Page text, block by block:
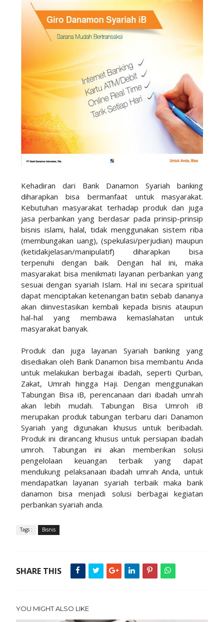
Kehadiran dari Bank Danamon Syariah banking
diharapkan bisa bermanfaat untuk masyarakat.
Kebutuhan masyarakat terhadap produk dan juga
jasa perbankan yang berdasar pada prinsip-prinsip
bisnis islami, halal, tidak menggunakan sistem riba
(membungakan uang), (spekulasi/perjudian) maupun
(ketidakjelasan/manipulatif) diharapkan bisa
terpenuhi dengan baik. Dengan hal ini, maka
masyarakat bisa menikmati layanan perbankan yang
sesuai dengan syariah Islam. Hal ini secara spiritual
dapat menciptakan ketenangan batin sebab dananya
akan diinvestasikan kembali kepada bisnis ataupun
hal-hal yang membawa kemaslahatan untuk
masyarakat banyak.
Produk dan juga layanan Syariah banking yang
disediakan oleh Bank Danamon bisa membantu Anda
untuk melakukan berbagai ibadah, seperti Qurban,
Zakat, Umrah hingga Haji. Dengan menggunakan
Tabungan Bisa iB, perencanaan dari ibadah umrah
akan lebih mudah. Tabungan Bisa Umroh iB
merupakan produk tabungan terbaru dari Danamon
Syariah yang digunakan khusus untuk beribadah.
Produk ini dirancang khusus untuk persiapan ibadah
umroh. Tabungan ini akan memberikan solusi
pengelolaan keuangan terbaik yang dapat
mendukung pelaksanaan ibadah umrah Anda, untuk
mendapatkan layanan syariah terbaik maka bank
danamon bisa menjadi solusi berbagai kegiatan
perbankan syariah anda.
Tags : Bisnis
SHARE THIS
YOU MIGHT ALSO LIKE